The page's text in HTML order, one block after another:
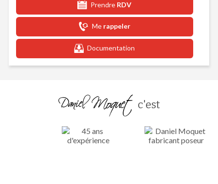
Prendre RDV
Me rappeler
Documentation
c'est